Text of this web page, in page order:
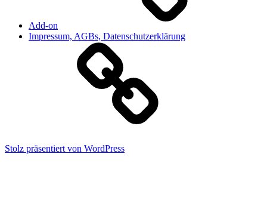
Add-on
Impressum, AGBs, Datenschutzerklärung
Stolz präsentiert von WordPress